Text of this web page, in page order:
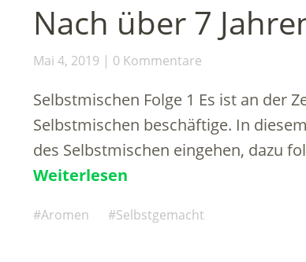
Nach über 7
Mai 4, 2019 0 Kommentare
Selbstmischen Folge 1 Es ist an der
Selbstmischen beschäftige. In
des Selbstmischen eingehen, dazu
Weiterlesen
Aromen Selbstgemacht